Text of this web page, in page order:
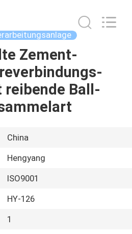
Zement-
Ball-
China
Hengyang
ISO9001
HY-126
1